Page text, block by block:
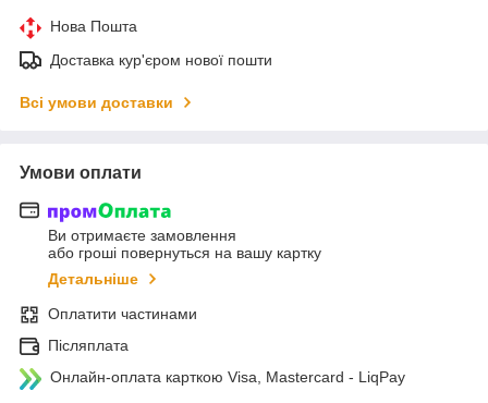
Нова Пошта
Доставка кур'єром нової пошти
Всі умови доставки
Умови оплати
Ви отримаєте замовлення
або гроші повернуться на вашу картку
Детальніше
Оплатити частинами
Післяплата
Онлайн-оплата карткою Visa, Mastercard - LiqPay